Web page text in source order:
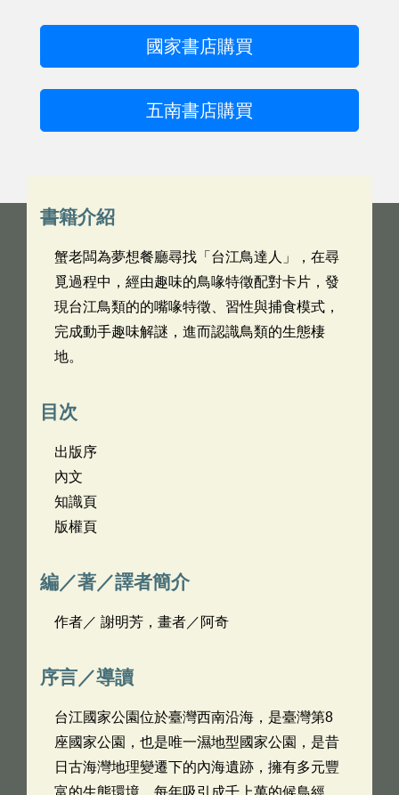
國家書店購買
五南書店購買
書籍介紹
蟹老闆為夢想餐廳尋找「台江鳥達人」，在尋
覓過程中，經由趣味的鳥喙特徵配對卡片，發
現台江鳥類的的嘴喙特徵、習性與捕食模式，
完成動手趣味解謎，進而認識鳥類的生態棲
地。
目次
出版序
內文
知識頁
版權頁
編／著／譯者簡介
作者／ 謝明芳，畫者／阿奇
序言／導讀
台江國家公園位於臺灣西南沿海，是臺灣第8
座國家公園，也是唯一濕地型國家公園，是昔
日古海灣地理變遷下的內海遺跡，擁有多元豐
富的生態環境，每年吸引成千上萬的候鳥經